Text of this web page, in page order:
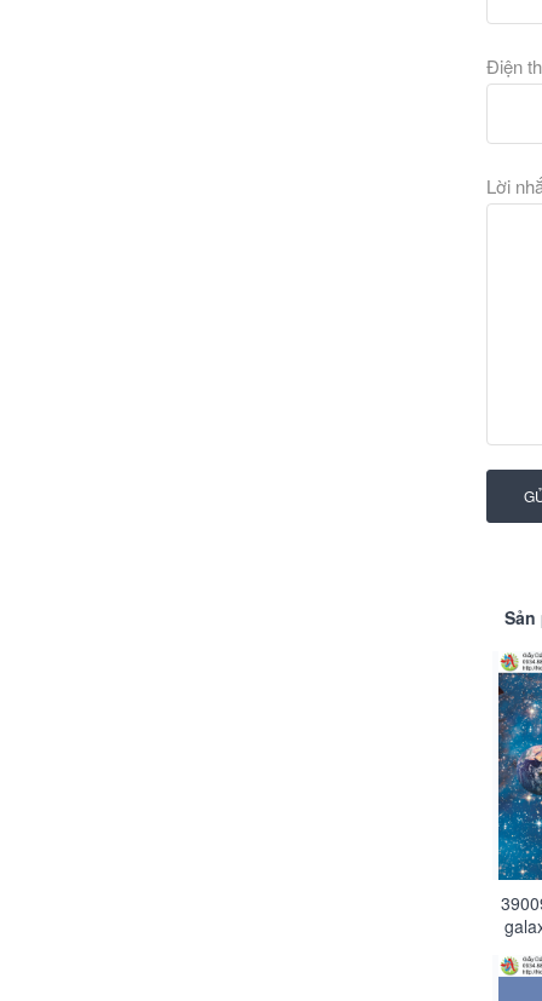
Điện
Lời
Sản